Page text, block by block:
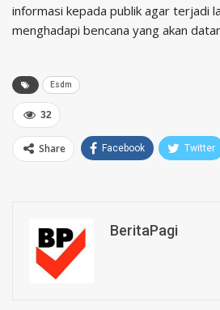
informasi kepada publik agar terjadi
menghadapi bencana yang akan
Esdm
32
Share Facebook Twitter
BeritaPagi